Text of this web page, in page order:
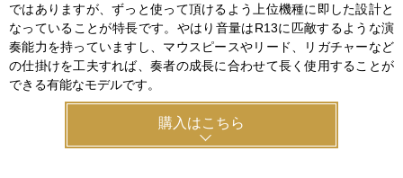
ではありますが、ずっと使って頂けるよう上位機種に即した設計と
なっていることが特長です。やはり音量はR13に匹敵するような演
奏能力を持っていますし、マウスピースやリード、リガチャーなど
の仕掛けを工夫すれば、奏者の成長に合わせて長く使用することが
できる有能なモデルです。
購入はこちら